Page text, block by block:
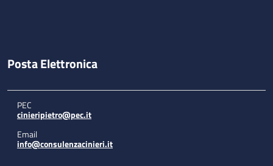
Posta Elettronica
PEC
cinieripietro@pec.it
Email
info@consulenzacinieri.it